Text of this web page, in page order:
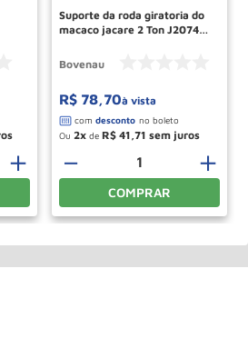
＋
Suporte da roda giratoria do
macaco jacare 2 Ton J2074
Bovenau
R$ 78 70à vista
Ou 2 de R$ 41 71
＋
－
COMPRAR